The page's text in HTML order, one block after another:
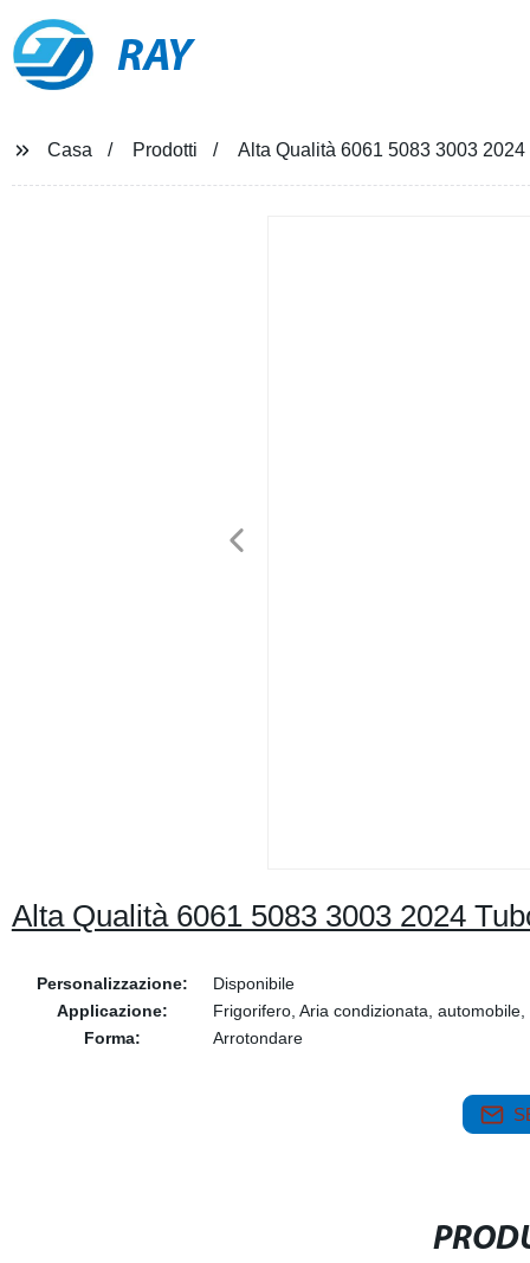
RAY
Casa Prodotti Alta Qualità 6061 5083 3003
Alta Qualità 6061 5083 3003 2024
Personalizzazione:
Disponibile
Applicazione:
Frigorifero, Aria condizionata,
Forma:
Arrotondare